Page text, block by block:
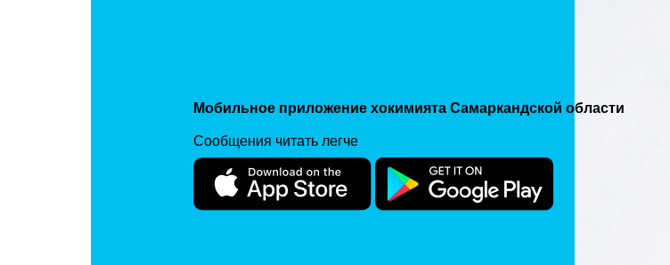
Мобильное приложение хокимията Самаркандской области
Сообщения читать легче